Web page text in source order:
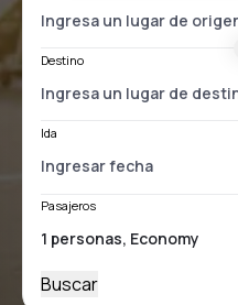
Destino
Ida
Pasajeros
Buscar